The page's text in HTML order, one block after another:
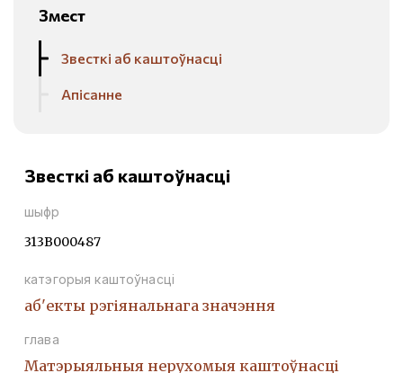
Змест
Звесткі аб каштоўнасці
Апісанне
Звесткі аб каштоўнасці
шыфр
313В000487
катэгорыя каштоўнасці
аб'екты рэгіянальнага значэння
глава
Матэрыяльныя нерухомыя каштоўнасці